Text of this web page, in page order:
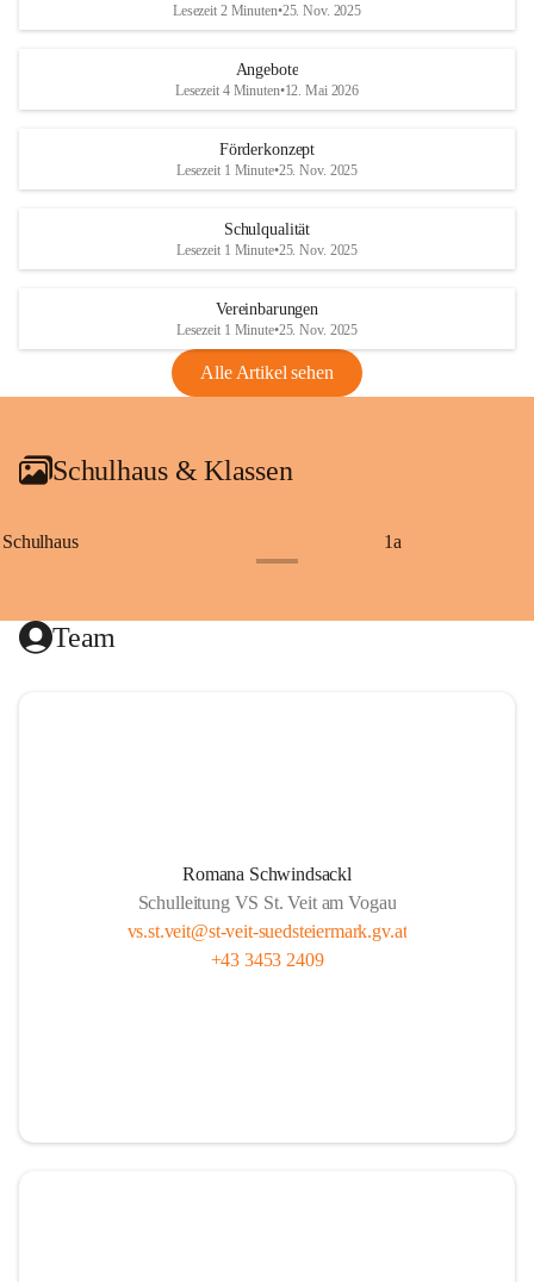
Lesezeit 2 Minuten•25. Nov. 2025
Angebote
Lesezeit 4 Minuten•12. Mai 2026
Förderkonzept
Lesezeit 1 Minute•25. Nov. 2025
Schulqualität
Lesezeit 1 Minute•25. Nov. 2025
Vereinbarungen
Lesezeit 1 Minute•25. Nov. 2025
Alle Artikel sehen
Schulhaus & Klassen
Schulhaus 1a
Team
Romana Schwindsackl
Schulleitung VS St. Veit am Vogau
vs.st.veit@st-veit-suedsteiermark.gv.at
+43 3453 2409